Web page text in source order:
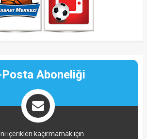
Posta Aboneliği
içerikleri kaçırmamak için